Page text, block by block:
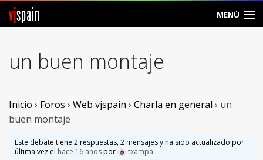
vjspain MENÚ
Foros
Vjspain
Ayuda
un buen montaje
Inicio › Foros › Web vjspain › Charla en general › un
buen montaje
Este debate tiene 2 respuestas, 2 mensajes y ha sido actualizado por
última vez el hace 16 añospor txampa.